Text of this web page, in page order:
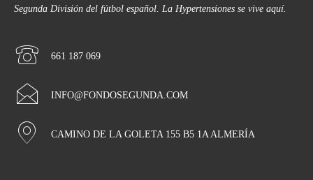
Segunda División del fútbol español. La Hypertensiones se vive aquí.
661 187 069
INFO@FONDOSEGUNDA.COM
CAMINO DE LA GOLETA 155 B5 1A ALMERÍA